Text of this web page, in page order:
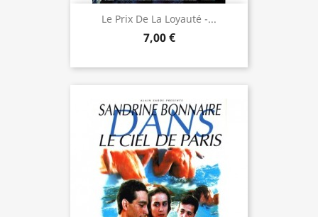
Le Prix De La Loyauté -...
7,00 €